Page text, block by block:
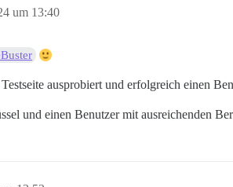
um 13:40
ausprobiert und erfolgreich einen
und einen Benutzer mit ausreichenden